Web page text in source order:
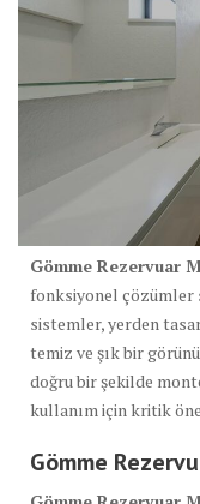
Gömme Rezervuar
fonksiyonel çözümler
sistemler, yerden
temiz ve şık bir
doğru bir şekilde
kullanım için kritik
Gömme